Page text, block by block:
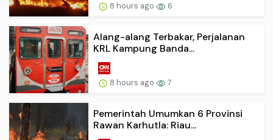
8 hours ago 6
Alang-alang Terbakar, Perjalanan
KRL Kampung Banda...
8 hours ago 7
Pemerintah Umumkan 6 Provinsi
Rawan Karhutla: Riau...